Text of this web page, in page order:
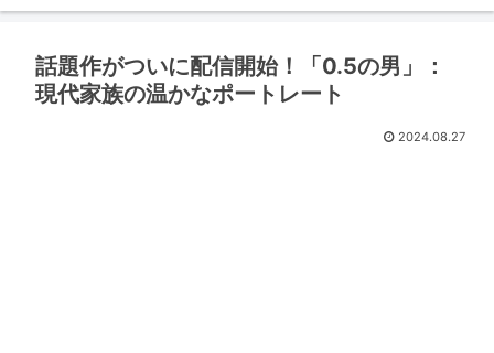
話題作がついに配信開始！「0.5の男」：
現代家族の温かなポートレート
2024.08.27